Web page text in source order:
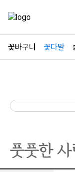
꽃바구니 꽃다발
풋풋한 사